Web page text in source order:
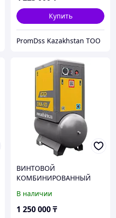
Купить
PromDss Kazakhstan TOO
ВИНТОВОЙ
КОМБИНИРОВАННЫЙ
(Макс. давление - 7 bar,
0.65 m3/min, 5,5 кВт,
В наличии
1 250 000₸